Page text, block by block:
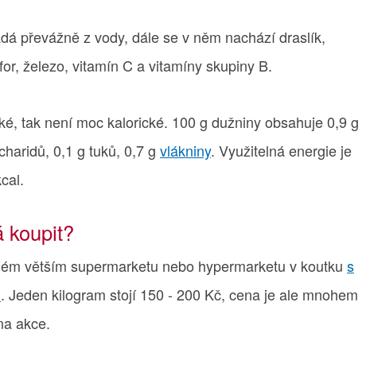
převážně z vody, dále se v něm nachází draslík,
železo, vitamín C a vitamíny skupiny B.
tak není moc kalorické. 100 g dužniny obsahuje 0,9 g
0,1 g tuků, 0,7 g vlákniny. Využitelná energie je
koupit?
větším supermarketu nebo hypermarketu v koutku s
. Jeden kilogram stojí 150 - 200 Kč, cena je ale mnohem
akce.